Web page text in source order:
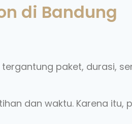
di Bandung
paket, durasi,
dan waktu. Karena